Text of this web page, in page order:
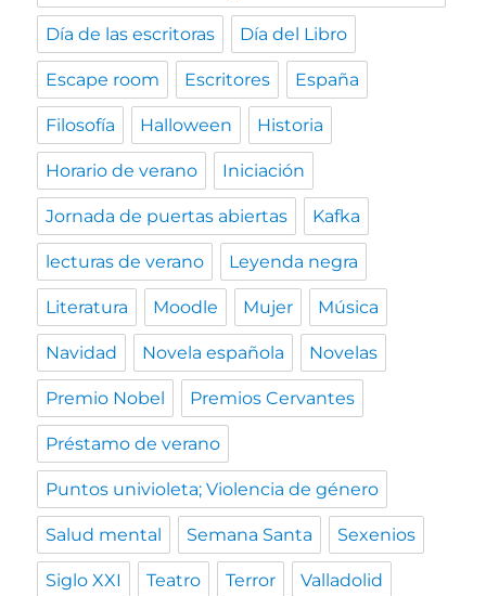
Día de las escritoras Día del Libro
Escape room Escritores España
Filosofía Halloween Historia
Horario de verano Iniciación
Jornada de puertas abiertas Kafka
lecturas de verano Leyenda negra
Literatura Moodle Mujer Música
Navidad Novela española Novelas
Premio Nobel Premios Cervantes
Préstamo de verano
Puntos univioleta; Violencia de género
Salud mental Semana Santa Sexenios
Siglo XXI Teatro Terror Valladolid